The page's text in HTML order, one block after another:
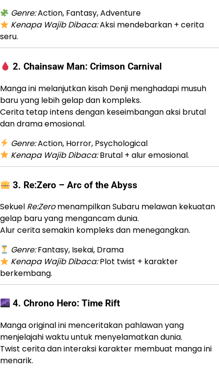
Genre:Action, Fantasy, Adventure
Kenapa Wajib Dibaca:Aksi mendebarkan + cerita
seru.
2.Chainsaw Man: Crimson Carnival
Manga ini melanjutkan kisah Denji menghadapi musuh
baru yang lebih gelap dan kompleks.
Cerita tetap intens dengan keseimbangan aksi brutal
dan drama emosional.
Genre:Action, Horror, Psychological
Kenapa Wajib Dibaca:Brutal + alur emosional.
3. Re:Zero – Arc of the Abyss
Sekuel Re:Zeromenampilkan Subaru melawan kekuatan
gelap baru yang mengancam dunia.
Alur cerita semakin kompleks dan menegangkan.
Genre:Fantasy, Isekai, Drama
Kenapa Wajib Dibaca:Plot twist + karakter
berkembang.
4.Chrono Hero: Time Rift
Manga original ini menceritakan pahlawan yang
menjelajahi waktu untuk menyelamatkan dunia.
Twist cerita dan interaksi karakter membuat manga ini
menarik.